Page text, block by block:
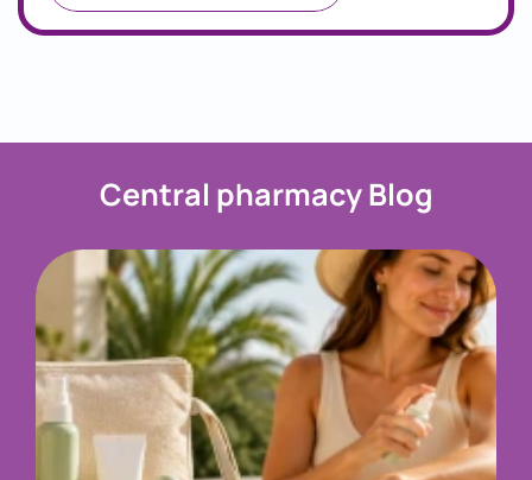
Central pharmacy Blog